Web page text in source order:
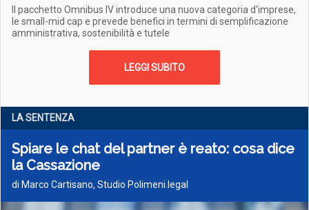
Il pacchetto Omnibus IV introduce una nuova categoria d'imprese,
le small-mid cap e prevede benefici in termini di semplificazione
amministrativa, sostenibilità e tutele
LEGGI SUBITO
LA SENTENZA
Spiare le chat del partner è reato: cosa dice
la Cassazione
di Marco Cartisano, Studio Polimeni.legal